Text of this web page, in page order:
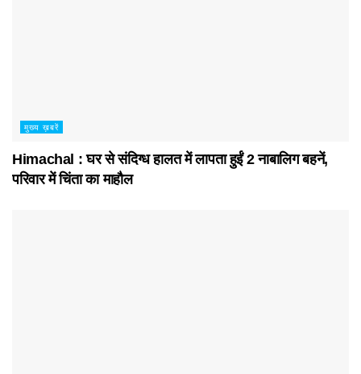
मुख्य ख़बरें
Himachal : घर से संदिग्ध हालत में लापता हुईं 2 नाबालिग बहनें,
परिवार में चिंता का माहौल